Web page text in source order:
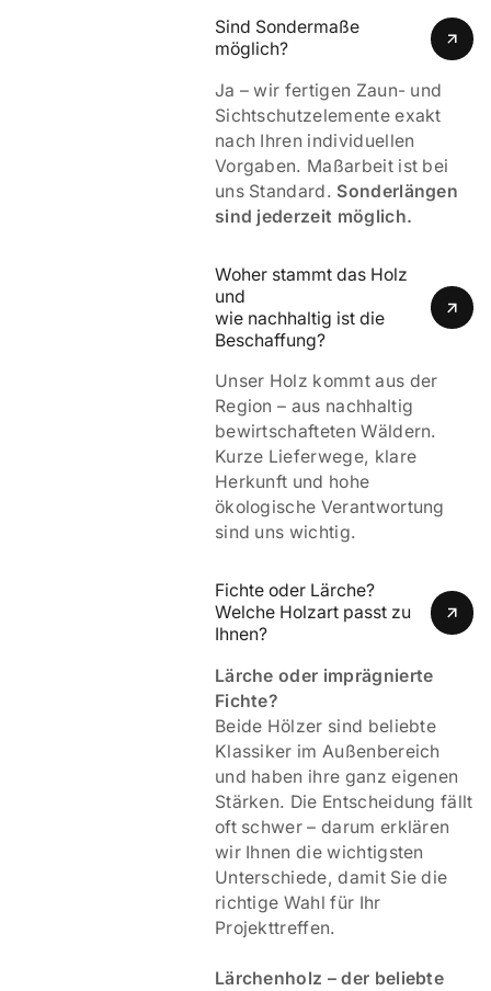
Sind Sondermaße
möglich?
Ja – wir fertigen Zaun- und
Sichtschutzelemente exakt
nach Ihren individuellen
Vorgaben. Maßarbeit ist bei
uns Standard. Sonderlängen
sind jederzeit möglich.
Woher stammt das Holz
und
wie nachhaltig ist die
Beschaffung?
Unser Holz kommt aus der
Region – aus nachhaltig
bewirtschafteten Wäldern.
Kurze Lieferwege, klare
Herkunft und hohe
ökologische Verantwortung
sind uns wichtig.
Fichte oder Lärche?
Welche Holzart passt zu
Ihnen?
Lärche oder imprägnierte
Fichte?
Beide Hölzer sind beliebte
Klassiker im Außenbereich
und haben ihre ganz eigenen
Stärken. Die Entscheidung fällt
oft schwer – darum erklären
wir Ihnen die wichtigsten
Unterschiede, damit Sie die
richtige Wahl für Ihr
Projekttreffen.
Lärchenholz – der beliebte